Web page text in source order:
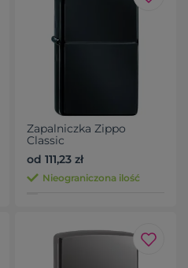
Zapalniczka Zippo
Classic
od 111,23 zł
Nieograniczona ilość